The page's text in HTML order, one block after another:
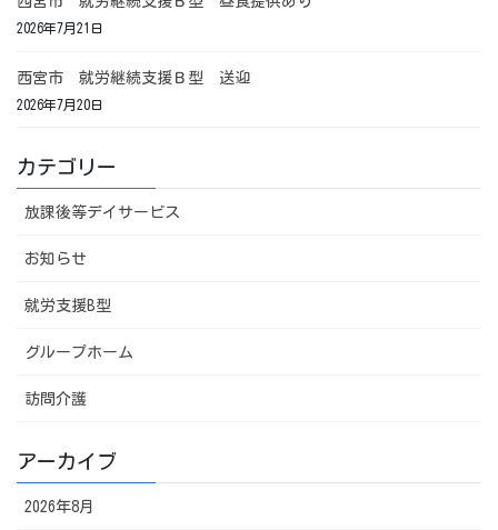
2026年7月21日
西宮市 就労継続支援Ｂ型 送迎
2026年7月20日
カテゴリー
放課後等デイサービス
お知らせ
就労支援B型
グループホーム
訪問介護
アーカイブ
2026年8月